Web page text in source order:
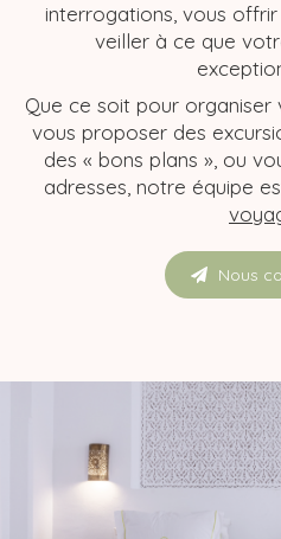
interrogations, vous
veiller à ce que
Que ce soit pour organiser
vous proposer des
des « bons plans », ou
adresses, notre équipe
Nous